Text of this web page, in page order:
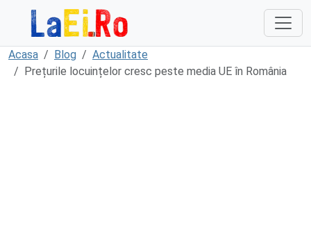
Sari la continut
Acasa Blog
Actualitate
Prețurile locuințelor cresc peste media UE în România